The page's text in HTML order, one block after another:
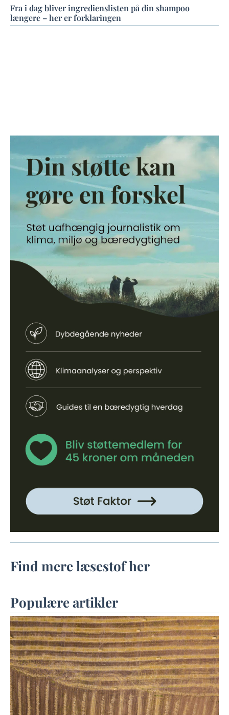
Fra i dag bliver ingredienslisten på din shampoo
længere – her er forklaringen
Find mere læsestof her
Populære artikler